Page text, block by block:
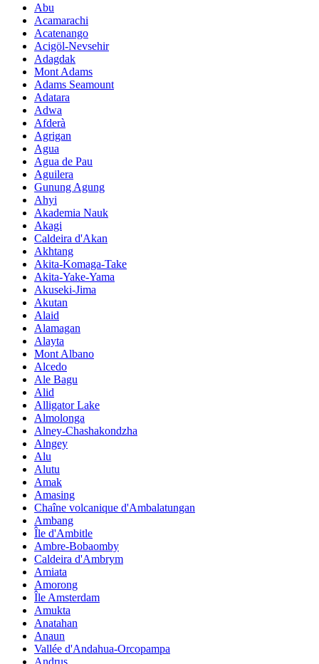
Abu
Acamarachi
Acatenango
Acigöl-Nevsehir
Adagdak
Mont Adams
Adams Seamount
Adatara
Adwa
Afderà
Agrigan
Agua
Agua de Pau
Aguilera
Gunung Agung
Ahyi
Akademia Nauk
Akagi
Caldeira d'Akan
Akhtang
Akita-Komaga-Take
Akita-Yake-Yama
Akuseki-Jima
Akutan
Alaid
Alamagan
Alayta
Mont Albano
Alcedo
Ale Bagu
Alid
Alligator Lake
Almolonga
Alney-Chashakondzha
Alngey
Alu
Alutu
Amak
Amasing
Chaîne volcanique d'Ambalatungan
Ambang
Île d'Ambitle
Ambre-Bobaomby
Caldeira d'Ambrym
Amiata
Amorong
Île Amsterdam
Amukta
Anatahan
Anaun
Vallée d'Andahua-Orcopampa
Andrus